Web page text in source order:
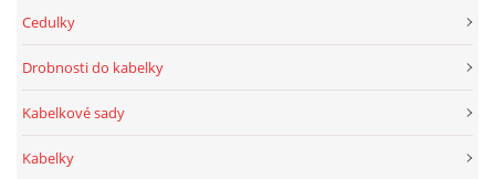
Cedulky
Drobnosti do kabelky
Kabelkové sady
Kabelky